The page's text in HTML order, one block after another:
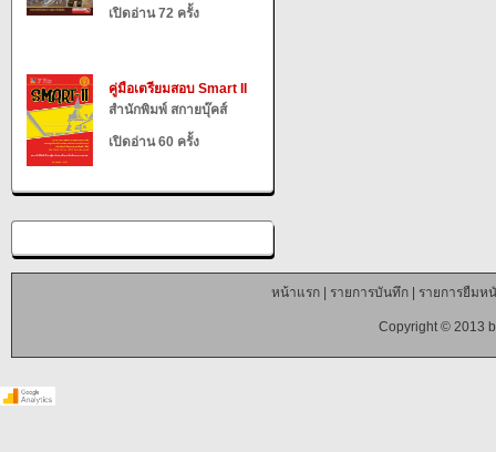
เปิดอ่าน 72 ครั้ง
คู่มือเตรียมสอบ Smart II
สำนักพิมพ์ สกายบุ๊คส์
เปิดอ่าน 60 ครั้ง
หน้าแรก| รายการบันทึก| รายการยืมห
Copyright © 2013